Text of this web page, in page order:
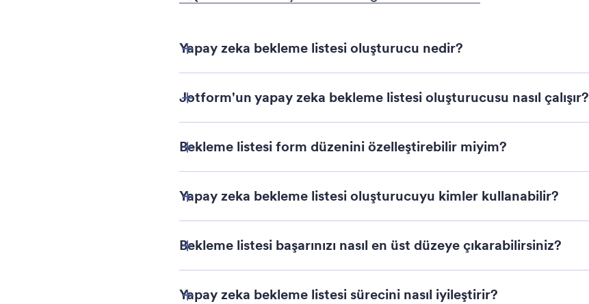
Yapay zeka bekleme listesi oluşturucu nedir?
Jotform'un yapay zeka bekleme listesi oluşturucusu nasıl çalışır?
Bekleme listesi form düzenini özelleştirebilir miyim?
Yapay zeka bekleme listesi oluşturucuyu kimler kullanabilir?
Bekleme listesi başarınızı nasıl en üst düzeye çıkarabilirsiniz?
Yapay zeka bekleme listesi sürecini nasıl iyileştirir?